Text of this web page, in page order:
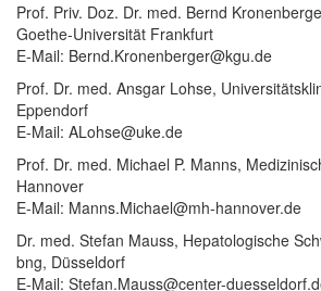
Prof. Priv. Doz. Dr. med. Bernd
Goethe-Universität Frankfurt
E-Mail: Bernd.Kronenberger@kgu.de
Prof. Dr. med. Ansgar Lohse,
Eppendorf
E-Mail: ALohse@uke.de
Prof. Dr. med. Michael P. Manns,
Hannover
E-Mail: Manns.Michael@mh-hannover.de
Dr. med. Stefan Mauss, Hepatologische
bng, Düsseldorf
E-Mail: Stefan.Mauss@center-